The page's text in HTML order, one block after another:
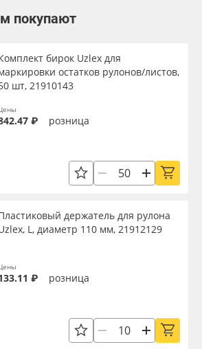
покупают
бирок Uzlex для
остатков рулонов/листов,
шт, 21910143
₽ розница
держатель для рулона
L, диаметр 110 мм, 21912129
₽ розница